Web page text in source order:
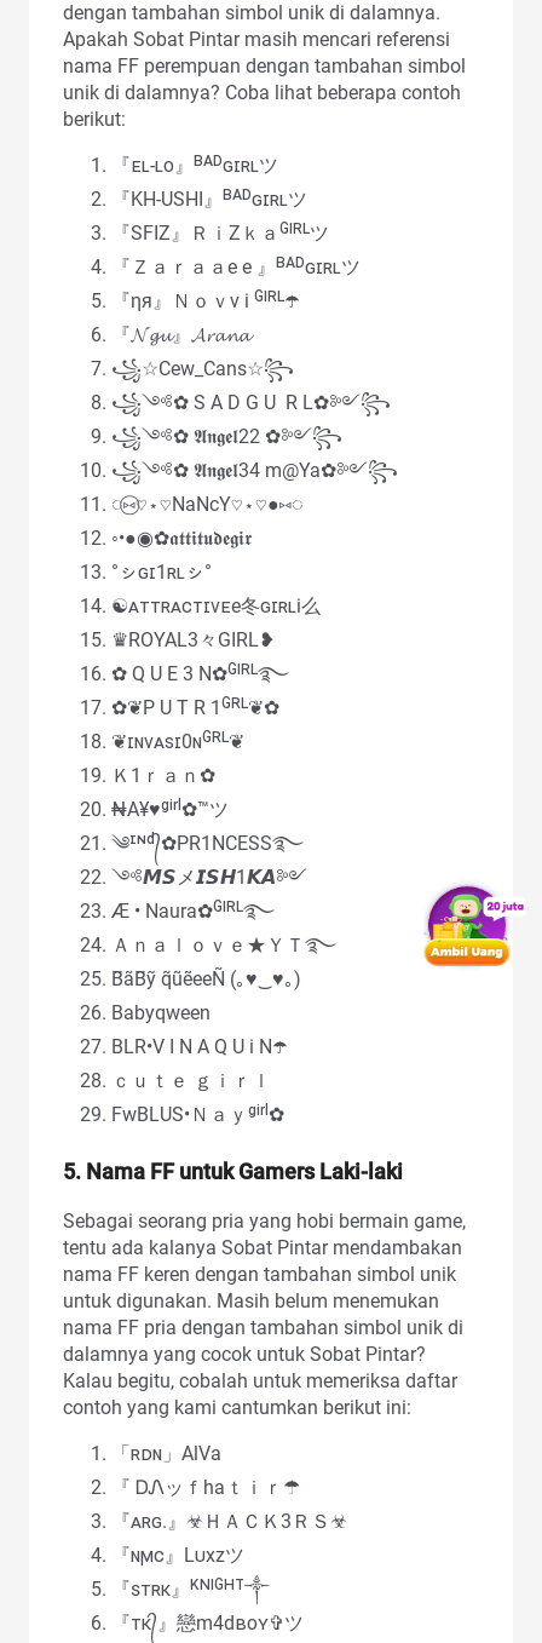
dengan tambahan simbol unik di dalamnya.
Apakah Sobat Pintar masih mencari referensi
nama FF perempuan dengan tambahan simbol
unik di dalamnya? Coba lihat beberapa contoh
berikut:
『ᴇʟ-ʟᴏ』ᴮᴬᴰɢɪʀʟツ
『KH-USHI』ᴮᴬᴰɢɪʀʟツ
『SFIZ』ＲｉZｋａᴳᴵᴿᴸツ
『Ｚａｒａａe e 』ᴮᴬᴰɢɪʀʟツ
『ηя』Ｎｏｖv i ᴳᴵᴿᴸ☂️
『𝓝𝓰𝓾』𝓐𝓻𝓪𝓷𝓪
꧁☆Cew_Cans☆꧂
꧁༺✿ S A D G U R L✿༻꧂
꧁༺✿ 𝕬𝖓𝖌𝖊𝖑22 ✿༻꧂
꧁༺✿ 𝕬𝖓𝖌𝖊𝖑34 m@Ya✿༻꧂
◌⑅⃝♡⋆♡NaNcY♡⋆♡●⑅◌
◦•●◉✿𝖆𝖙𝖙𝖎𝖙𝖚𝖉𝖊𝖌𝖎𝖗
°ㇱɢɪ1ʀʟㇱ°
☯ᴀᴛᴛʀᴀᴄᴛɪᴠᴇe冬ɢɪʀʟi么
♛ROYAL3々GIRL❥
✿ Q U E 3 N✿ᴳᴵᴿᴸ࿐
✿❦P U T R 1ᴳᴿᴸ❦✿
❦ɪɴᴠᴀꜱɪ0ɴᴳᴿᴸ❦
Ｋ1ｒａｎ✿
₦A¥♥ᵍⁱʳˡ✿™ツ
༄ᶦᶰᵈ᭄✿PR1NCESS࿐
༺𝙈𝙎メ𝙄𝙎𝙃1𝙆𝘼༻
Æ • Naura✿ᴳᴵᴿᴸ࿐
Ａｎａｌｏｖｅ★ＹＴ࿐
B̃ãB̃ỹ q̃ũẽeeÑ (｡♥‿♥｡)
Babyqween
BLR•V I N A Q U i N☂️
ｃｕｔｅ ｇｉｒｌ
FwBLUS•Ｎａｙᵍⁱʳˡ✿
5. Nama FF untuk Gamers Laki-laki
Sebagai seorang pria yang hobi bermain game,
tentu ada kalanya Sobat Pintar mendambakan
nama FF keren dengan tambahan simbol unik
untuk digunakan. Masih belum menemukan
nama FF pria dengan tambahan simbol unik di
dalamnya yang cocok untuk Sobat Pintar?
Kalau begitu, cobalah untuk memeriksa daftar
contoh yang kami cantumkan berikut ini:
「ʀᴅɴ」AlVa
『 ᎠᏁッｆhaｔｉｒ☂
『ᴀʀɢ.』☣ＨＡＣＫ3ＲＳ☣
『ɴϻᴄ』Lᴜxzツ
『sᴛʀᴋ』ᴷᴺᴵᴳᴴᵀ༒
『ᴛᴋ᭄』戀m4dʙᴏʏ✞ツ